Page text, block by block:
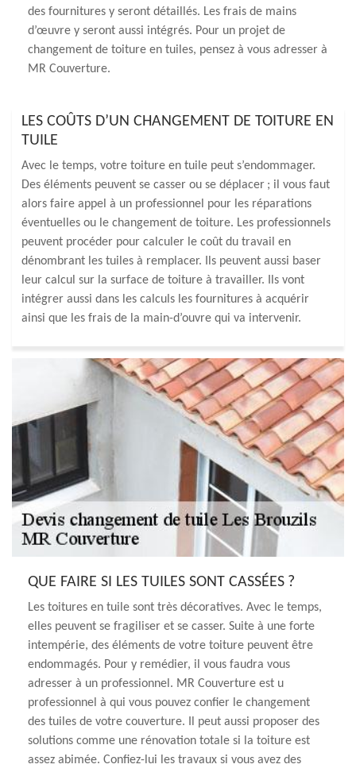
des fournitures y seront détaillés. Les frais de mains
d’œuvre y seront aussi intégrés. Pour un projet de
changement de toiture en tuiles, pensez à vous adresser à
MR Couverture.
LES COÛTS D’UN CHANGEMENT DE TOITURE EN
TUILE
Avec le temps, votre toiture en tuile peut s’endommager.
Des éléments peuvent se casser ou se déplacer ; il vous faut
alors faire appel à un professionnel pour les réparations
éventuelles ou le changement de toiture. Les professionnels
peuvent procéder pour calculer le coût du travail en
dénombrant les tuiles à remplacer. Ils peuvent aussi baser
leur calcul sur la surface de toiture à travailler. Ils vont
intégrer aussi dans les calculs les fournitures à acquérir
ainsi que les frais de la main-d’ouvre qui va intervenir.
QUE FAIRE SI LES TUILES SONT CASSÉES ?
Les toitures en tuile sont très décoratives. Avec le temps,
elles peuvent se fragiliser et se casser. Suite à une forte
intempérie, des éléments de votre toiture peuvent être
endommagés. Pour y remédier, il vous faudra vous
adresser à un professionnel. MR Couverture est u
professionnel à qui vous pouvez confier le changement
des tuiles de votre couverture. Il peut aussi proposer des
solutions comme une rénovation totale si la toiture est
assez abimée. Confiez-lui les travaux si vous avez des